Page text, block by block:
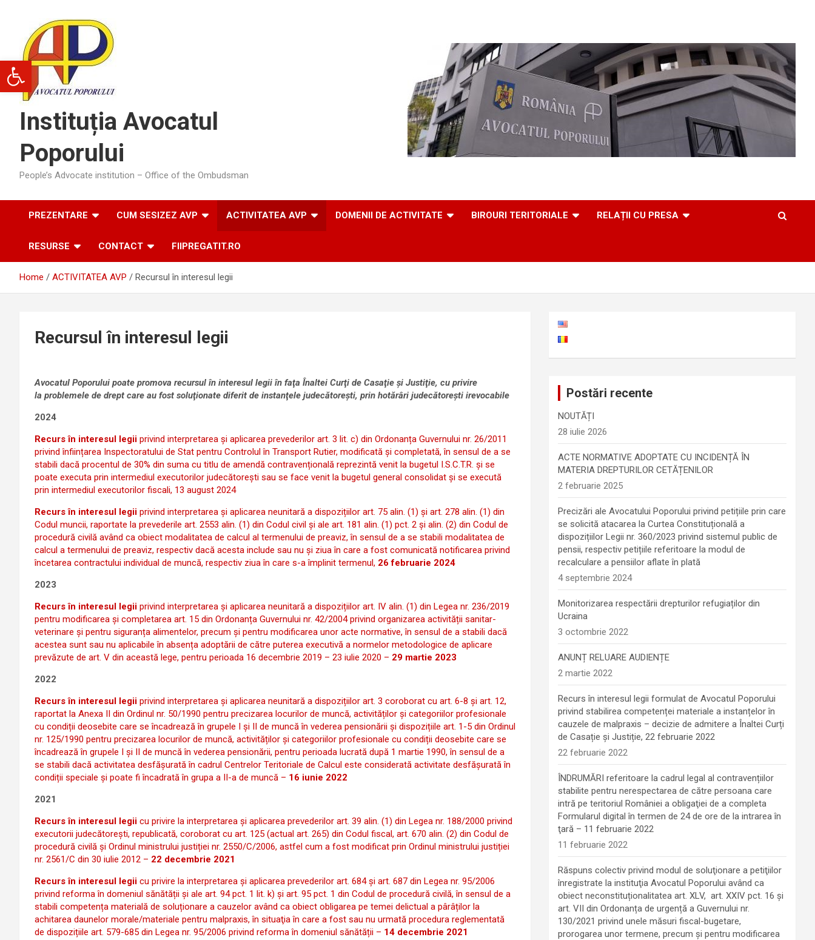
Deschide bara de unelte
Instituția Avocatul
Poporului
People’s Advocate institution – Office of the Ombudsman
PREZENTARE CUM SESIZEZ AVP ACTIVITATEA AVP DOMENII DE ACTIVITATE BIROURI TERITORIALE RELAȚII CU PRESA
RESURSE CONTACT FIIPREGATIT.RO
Home ACTIVITATEA AVP Recursul în interesul legii
Recursul în interesul legii
Avocatul Poporului poate promova recursul în interesul legii în faţa Înaltei Curţi de Casaţie şi Justiţie, cu privire
la problemele de drept care au fost soluţionate diferit de instanţele judecătoreşti, prin hotărâri judecătoreşti irevocabile
2024
Recurs în interesul legii privind interpretarea și aplicarea prevederilor art. 3 lit. c) din Ordonanța Guvernului nr. 26/2011
privind înființarea Inspectoratului de Stat pentru Controlul în Transport Rutier, modificată și completată, în sensul de a se
stabili dacă procentul de 30% din suma cu titlu de amendă contravențională reprezintă venit la bugetul I.S.C.T.R. și se
poate executa prin intermediul executorilor judecătorești sau se face venit la bugetul general consolidat și se execută
prin intermediul executorilor fiscali, 13 august 2024
Recurs în interesul legii privind interpretarea și aplicarea neunitară a dispozițiilor art. 75 alin. (1) și art. 278 alin. (1) din
Codul muncii, raportate la prevederile art. 2553 alin. (1) din Codul civil și ale art. 181 alin. (1) pct. 2 și alin. (2) din Codul de
procedură civilă având ca obiect modalitatea de calcul al termenului de preaviz, în sensul de a se stabili modalitatea de
calcul a termenului de preaviz, respectiv dacă acesta include sau nu și ziua în care a fost comunicată notificarea privind
încetarea contractului individual de muncă, respectiv ziua în care s-a împlinit termenul, 26 februarie 2024
2023
Recurs în interesul legii privind interpretarea și aplicarea neunitară a dispozițiilor art. IV alin. (1) din Legea nr. 236/2019
pentru modificarea și completarea art. 15 din Ordonanța Guvernului nr. 42/2004 privind organizarea activității sanitar-
veterinare și pentru siguranța alimentelor, precum și pentru modificarea unor acte normative, în sensul de a stabili dacă
acestea sunt sau nu aplicabile în absența adoptării de către puterea executivă a normelor metodologice de aplicare
prevăzute de art. V din această lege, pentru perioada 16 decembrie 2019 – 23 iulie 2020 – 29 martie 2023
2022
Recurs în interesul legii privind interpretarea și aplicarea neunitară a dispozițiilor art. 3 coroborat cu art. 6-8 și art. 12,
raportat la Anexa II din Ordinul nr. 50/1990 pentru precizarea locurilor de muncă, activităților și categoriilor profesionale
cu condiții deosebite care se încadrează în grupele I și II de muncă în vederea pensionării și dispozițiile art. 1-5 din Ordinul
nr. 125/1990 pentru precizarea locurilor de muncă, activităților și categoriilor profesionale cu condiții deosebite care se
încadrează în grupele I și II de muncă în vederea pensionării, pentru perioada lucrată după 1 martie 1990, în sensul de a
se stabili dacă activitatea desfășurată în cadrul Centrelor Teritoriale de Calcul este considerată activitate desfășurată în
condiții speciale și poate fi încadrată în grupa a II-a de muncă – 16 iunie 2022
2021
Recurs în interesul legii cu privire la interpretarea și aplicarea prevederilor art. 39 alin. (1) din Legea nr. 188/2000 privind
executorii judecătorești, republicată, coroborat cu art. 125 (actual art. 265) din Codul fiscal, art. 670 alin. (2) din Codul de
procedură civilă și Ordinul ministrului justiției nr. 2550/C/2006, astfel cum a fost modificat prin Ordinul ministrului justiției
nr. 2561/C din 30 iulie 2012 – 22 decembrie 2021
Recurs în interesul legii cu privire la interpretarea și aplicarea prevederilor art. 684 și art. 687 din Legea nr. 95/2006
privind reforma în domeniul sănătății și ale art. 94 pct. 1 lit. k) și art. 95 pct. 1 din Codul de procedură civilă, în sensul de a
stabili competența materială de soluționare a cauzelor având ca obiect obligarea pe temei delictual a pârâților la
achitarea daunelor morale/materiale pentru malpraxis, în situaţia în care a fost sau nu urmată procedura reglementată
de dispozițiile art. 579-685 din Legea nr. 95/2006 privind reforma în domeniul sănătății – 14 decembrie 2021
Postări recente
NOUTĂȚI
28 iulie 2026
ACTE NORMATIVE ADOPTATE CU INCIDENȚĂ ÎN
MATERIA DREPTURILOR CETĂȚENILOR
2 februarie 2025
Precizări ale Avocatului Poporului privind petițiile prin care
se solicită atacarea la Curtea Constituțională a
dispozițiilor Legii nr. 360/2023 privind sistemul public de
pensii, respectiv petițiile referitoare la modul de
recalculare a pensiilor aflate în plată
4 septembrie 2024
Monitorizarea respectării drepturilor refugiaților din
Ucraina
3 octombrie 2022
ANUNȚ RELUARE AUDIENȚE
2 martie 2022
Recurs în interesul legii formulat de Avocatul Poporului
privind stabilirea competenței materiale a instanțelor în
cauzele de malpraxis – decizie de admitere a Înaltei Curți
de Casație și Justiție, 22 februarie 2022
22 februarie 2022
ÎNDRUMĂRI referitoare la cadrul legal al contravențiilor
stabilite pentru nerespectarea de către persoana care
intră pe teritoriul României a obligaţiei de a completa
Formularul digital în termen de 24 de ore de la intrarea în
ţară – 11 februarie 2022
11 februarie 2022
Răspuns colectiv privind modul de soluţionare a petiţiilor
înregistrate la instituţia Avocatul Poporului având ca
obiect neconstituționalitatea art. XLV, art. XXIV pct. 16 și
art. VII din Ordonanța de urgență a Guvernului nr.
130/2021 privind unele măsuri fiscal-bugetare,
prorogarea unor termene, precum şi pentru modificarea